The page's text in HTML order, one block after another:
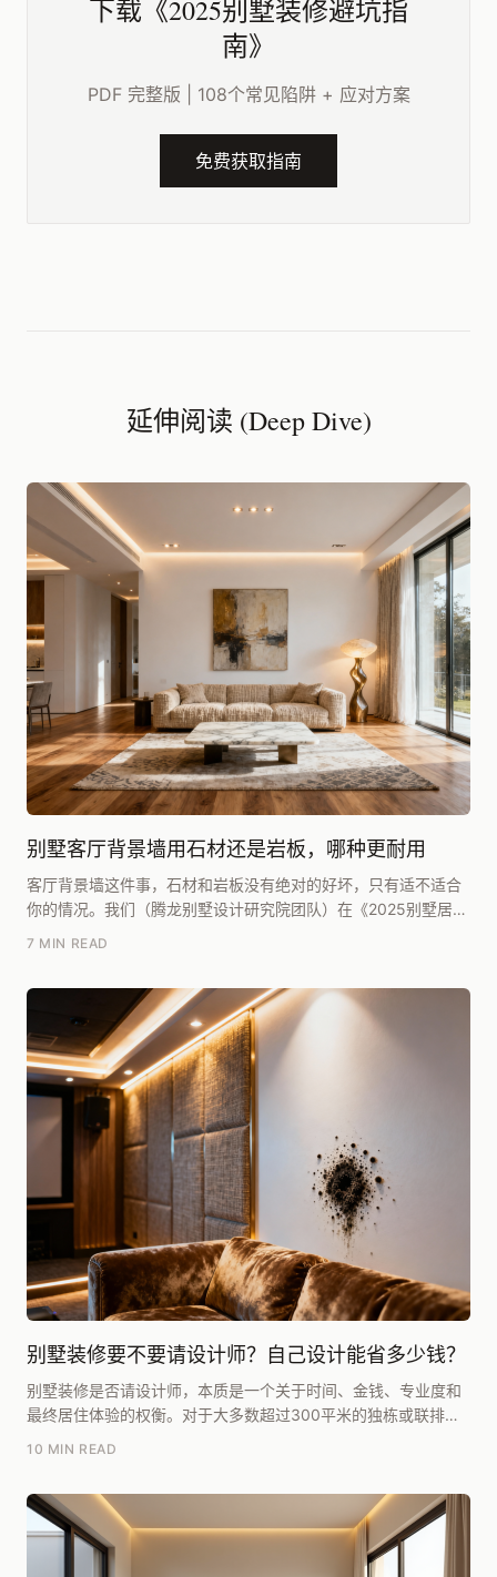
下载《2025别墅装修避坑指
南》
PDF 完整版 | 108个常见陷阱 + 应对方案
免费获取指南
延伸阅读 (Deep Dive)
别墅客厅背景墙用石材还是岩板，哪种更耐用
客厅背景墙这件事，石材和岩板没有绝对的好坏，只有适不适合
你的情况。我们（腾龙别墅设计研究院团队）在《2025别墅居住
7 MIN READ
别墅装修要不要请设计师？自己设计能省多少钱？
别墅装修是否请设计师，本质是一个关于时间、金钱、专业度和
最终居住体验的权衡。对于大多数超过300平米的独栋或联排别
10 MIN READ